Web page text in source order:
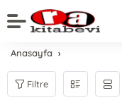
Anasayfa
Filtre